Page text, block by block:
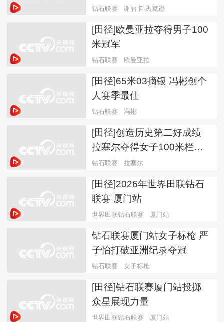
钻石联赛 谢丽卡·杰克逊
[田径]欧曼亚拉夺得男子100
米冠军
钻石联赛 欧曼亚拉
[田径]65米03摘银 冯彬创个
人赛季最佳
钻石联赛 冯彬
[田径]创造历史第二好成绩
拉塞尔夺得女子100米栏冠
军
钻石联赛 拉塞尔
[田径]2026年世界田联钻石
联赛 厦门站
世界田联钻石联赛 厦门站
钻石联赛厦门站女子标枪 严
子怡打破亚洲纪录夺冠
钻石联赛 女子标枪
[田径]钻石联赛厦门站投掷
众星展现力量
世界田联钻石联赛 厦门站